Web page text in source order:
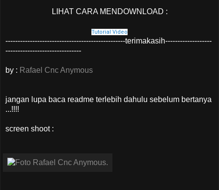
LIHAT CARA MENDOWNLOAD :
Tutorial Video
-------------------------------------------------terimakasih-------------------
-------------------------------
by : Rafael Cnc Anymous
jangan lupa baca readme terlebih dahulu sebelum bertanya
...!!!!
screen shoot :